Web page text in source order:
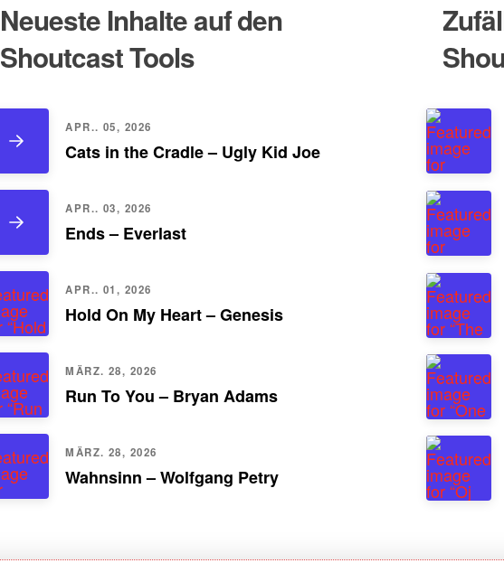
Neueste Inhalte auf den
Shoutcast Tools
APR.. 05, 2026
Cats in the Cradle – Ugly Kid Joe
APR.. 03, 2026
Ends – Everlast
APR.. 01, 2026
Hold On My Heart – Genesis
MÄRZ. 28, 2026
Run To You – Bryan Adams
MÄRZ. 28, 2026
Wahnsinn – Wolfgang Petry